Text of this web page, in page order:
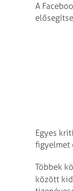
A
Egyes
figyelmet
Többek
között